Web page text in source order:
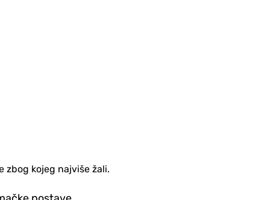
zbog kojeg najviše žali.